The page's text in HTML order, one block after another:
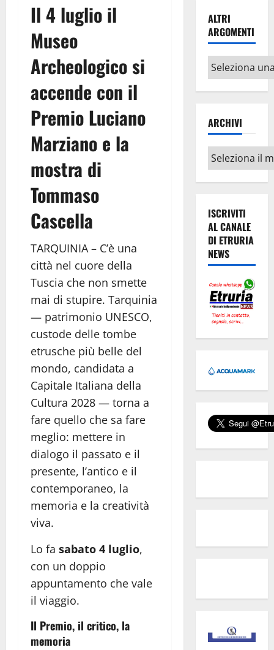
Il 4 luglio il
Museo
Archeologico si
accende con il
Premio Luciano
Marziano e la
mostra di
Tommaso
Cascella
TARQUINIA – C’è una
città nel cuore della
Tuscia che non smette
mai di stupire. Tarquinia
— patrimonio UNESCO,
custode delle tombe
etrusche più belle del
mondo, candidata a
Capitale Italiana della
Cultura 2028 — torna a
fare quello che sa fare
meglio: mettere in
dialogo il passato e il
presente, l’antico e il
contemporaneo, la
memoria e la creatività
viva.
Lo fa sabato 4 luglio,
con un doppio
appuntamento che vale
il viaggio.
Il Premio, il critico, la
memoria
ALTRI
ARGOMENTI
Altri
argomenti
ARCHIVI
Archivi
ISCRIVITI
AL CANALE
DI ETRURIA
NEWS